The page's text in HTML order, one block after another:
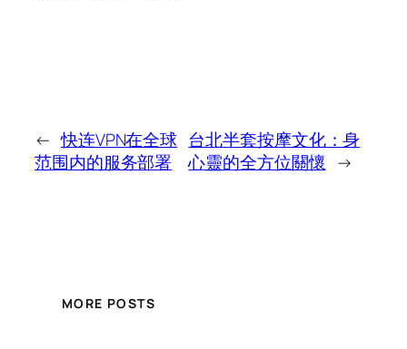
← 快连VPN在全球
范围内的服务部署
台北半套按摩文化：身
心靈的全方位關懷 →
MORE POSTS